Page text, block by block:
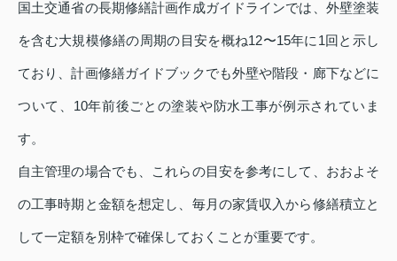
国土交通省の長期修繕計画作成ガイドラインでは、外壁塗装
を含む大規模修繕の周期の目安を概ね12〜15年に1回と示し
ており、計画修繕ガイドブックでも外壁や階段・廊下などに
ついて、10年前後ごとの塗装や防水工事が例示されていま
す。
自主管理の場合でも、これらの目安を参考にして、おおよそ
の工事時期と金額を想定し、毎月の家賃収入から修繕積立と
して一定額を別枠で確保しておくことが重要です。